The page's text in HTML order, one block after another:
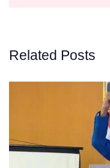
Related Posts